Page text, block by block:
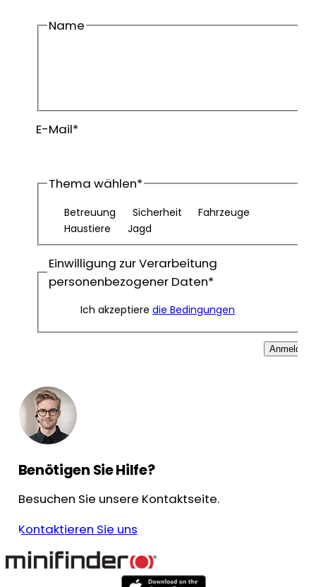
Name
Nachname
E-Mail*
Thema wählen*
Betreuung Sicherheit
Fahrzeuge
Haustiere
Jagd
Einwilligung zur Verarbeitung
personenbezogener Daten*
Ich akzeptiere die Bedingungen
Anmelden
Benötigen Sie Hilfe?
Besuchen Sie unsere Kontaktseite.
Kontaktieren Sie uns